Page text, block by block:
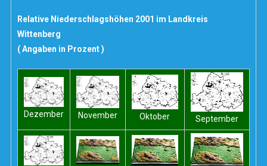
Relative Niederschlagshöhen 2001 im Landkreis
Wittenberg
( Angaben in Prozent )
Dezember November Oktober September